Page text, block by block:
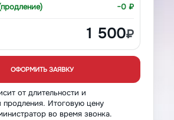
−0 ₽
1 500₽
ОФОРМИТЬ ЗАЯВКУ
от длительности и
продления. Итоговую цену
во время звонка.